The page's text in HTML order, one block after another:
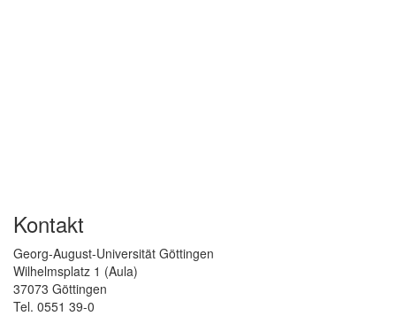
Kontakt
Georg-August-Universität Göttingen
Wilhelmsplatz 1 (Aula)
37073 Göttingen
Tel. 0551 39-0